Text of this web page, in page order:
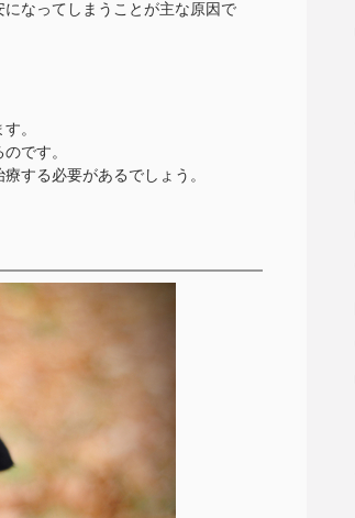
なってしまうことが主な原因で
。
です。
する必要があるでしょう。